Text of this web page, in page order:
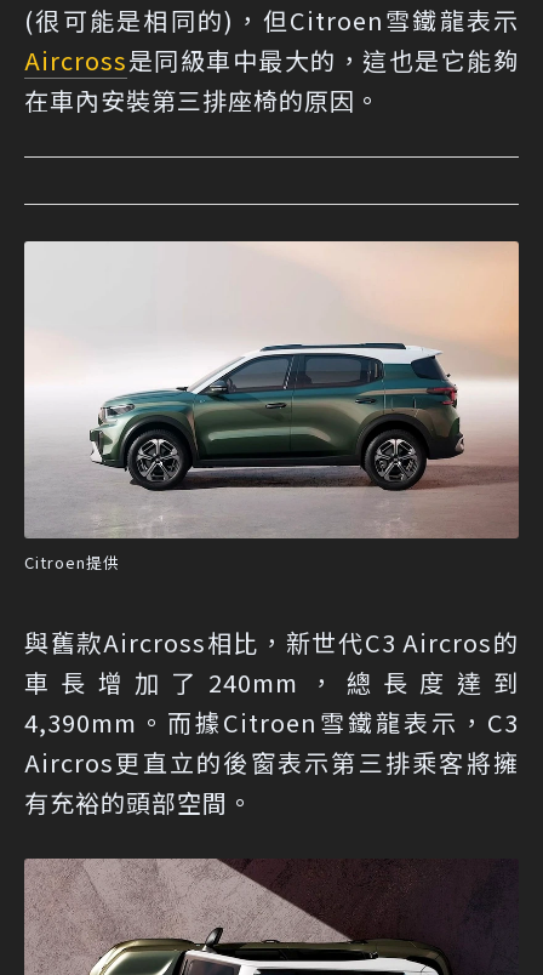
(很可能是相同的)，但Citroen雪鐵龍表示
Aircross是同級車中最大的，這也是它能夠
在車內安裝第三排座椅的原因。
Citroen提供
與舊款Aircross相比，新世代C3 Aircros的
車長增加了240mm，總長度達到
4,390mm。而據Citroen雪鐵龍表示，C3
Aircros更直立的後窗表示第三排乘客將擁
有充裕的頭部空間。